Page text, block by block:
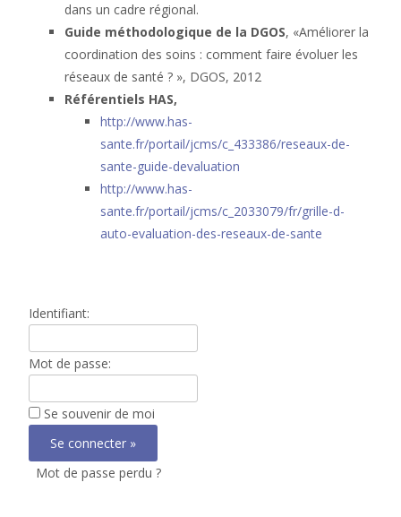
dans un cadre régional.
Guide méthodologique de la DGOS, «Améliorer la
coordination des soins : comment faire évoluer les
réseaux de santé ? », DGOS, 2012
Référentiels HAS,
http://www.has-
sante.fr/portail/jcms/c_433386/reseaux-de-
sante-guide-devaluation
http://www.has-
sante.fr/portail/jcms/c_2033079/fr/grille-d-
auto-evaluation-des-reseaux-de-sante
Identifiant:
Mot de passe:
Se souvenir de moi
Mot de passe perdu ?